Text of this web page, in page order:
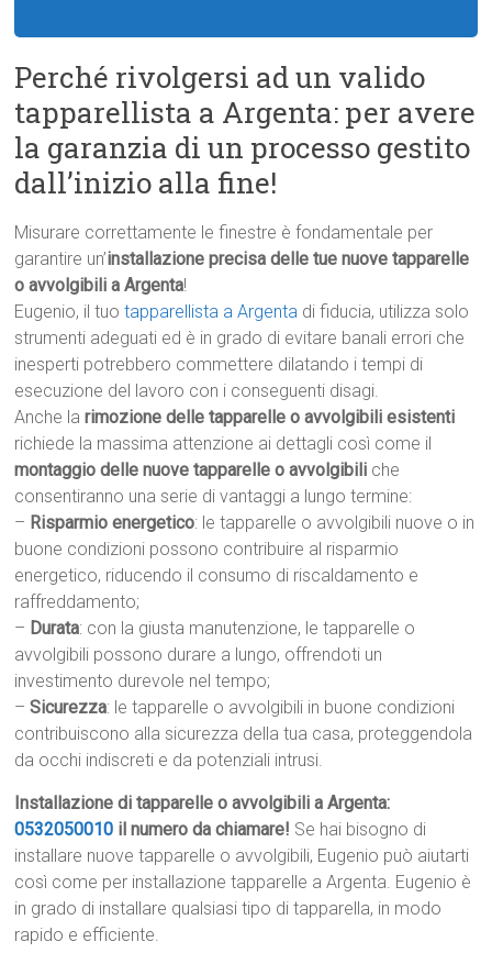
Perché rivolgersi ad un valido
tapparellista a Argenta: per avere
la garanzia di un processo gestito
dall’inizio alla fine!
Misurare correttamente le finestre è fondamentale per
garantire un’installazione precisa delle tue nuove tapparelle
o avvolgibili a Argenta!
Eugenio, il tuotapparellista a Argenta di fiducia, utilizza solo
strumenti adeguati ed è in grado di evitare banali errori che
inesperti potrebbero commettere dilatando i tempi di
esecuzione del lavoro con i conseguenti disagi.
Anche larimozione delle tapparelle o avvolgibili esistenti
richiede la massima attenzione ai dettagli così come il
montaggio delle nuove tapparelle o avvolgibili che
consentiranno una serie di vantaggi a lungo termine:
– Risparmio energetico: le tapparelle o avvolgibili nuove o in
buone condizioni possono contribuire al risparmio
energetico, riducendo il consumo di riscaldamento e
raffreddamento;
– Durata: con la giusta manutenzione, le tapparelle o
avvolgibili possono durare a lungo, offrendoti un
investimento durevole nel tempo;
–Sicurezza: le tapparelle o avvolgibili in buone condizioni
contribuiscono alla sicurezza della tua casa, proteggendola
da occhi indiscreti e da potenziali intrusi.
Installazione di tapparelle o avvolgibili a Argenta:
0532050010 il numero da chiamare! Se hai bisogno di
installare nuove tapparelle o avvolgibili, Eugenio può aiutarti
così come per installazione tapparelle a Argenta. Eugenio è
in grado di installare qualsiasi tipo di tapparella, in modo
rapido e efficiente.